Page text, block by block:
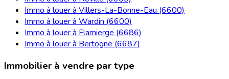
Immo à louer à Villers-La-Bonne-Eau (6600)
Immo à louer à Wardin (6600)
Immo à louer à Flamierge (6686)
Immo à louer à Bertogne (6687)
Immobilier à vendre par type